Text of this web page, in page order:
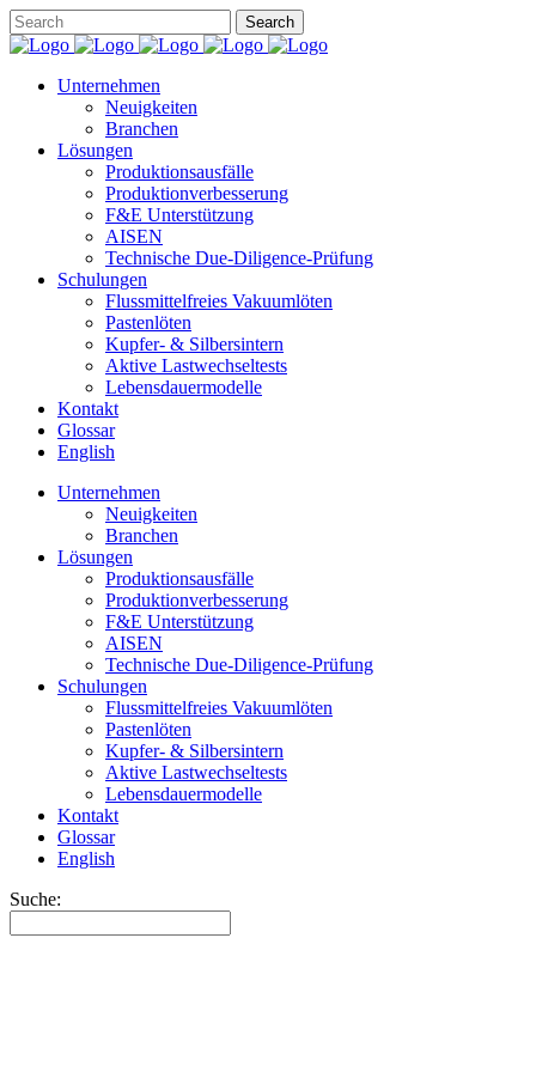
Unternehmen
Neuigkeiten
Branchen
Lösungen
Produktionsausfälle
Produktionverbesserung
F&E Unterstützung
AISEN
Technische Due-Diligence-Prüfung
Schulungen
Flussmittelfreies Vakuumlöten
Pastenlöten
Kupfer- & Silbersintern
Aktive Lastwechseltests
Lebensdauermodelle
Kontakt
Glossar
English
Unternehmen
Neuigkeiten
Branchen
Lösungen
Produktionsausfälle
Produktionverbesserung
F&E Unterstützung
AISEN
Technische Due-Diligence-Prüfung
Schulungen
Flussmittelfreies Vakuumlöten
Pastenlöten
Kupfer- & Silbersintern
Aktive Lastwechseltests
Lebensdauermodelle
Kontakt
Glossar
English
Suche: